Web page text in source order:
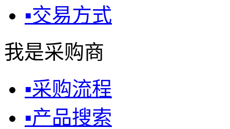
▪交易方式
我是采购商
▪采购流程
▪产品搜索